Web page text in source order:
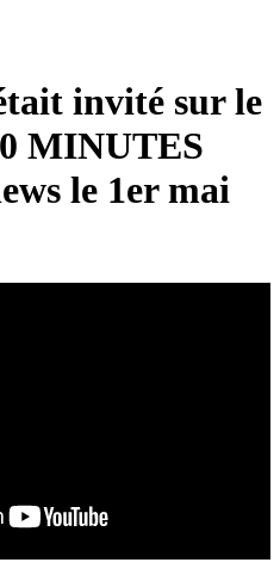
invité sur le
MINUTES
le 1er mai